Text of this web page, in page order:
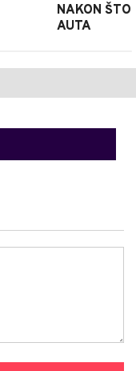
NAKON ŠTO
AUTA